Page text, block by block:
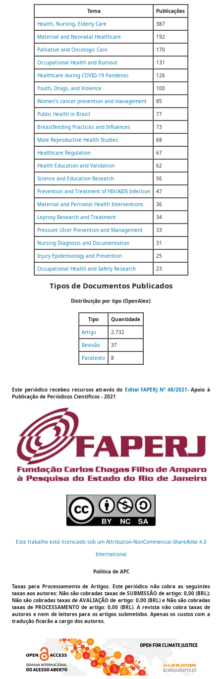
Tema
Publicações
Health, Nursing, Elderly Care
387
Maternal and Neonatal Healthcare
192
Palliative and Oncologic Care
170
Occupational Health and Burnout
131
Healthcare during COVID-19 Pandemic
126
Youth, Drugs, and Violence
100
Women's cancer prevention and management
85
Public Health in Brazil
77
Breastfeeding Practices and Influences
73
Male Reproductive Health Studies
68
Healthcare Regulation
67
Health Education and Validation
62
Science and Education Research
56
Prevention and Treatment of HIV/AIDS Infection
47
Maternal and Perinatal Health Interventions
36
Leprosy Research and Treatment
34
Pressure Ulcer Prevention and Management
33
Nursing Diagnosis and Documentation
31
Injury Epidemiology and Prevention
25
Occupational Health and Safety Research
23
Tipos de Documentos Publicados
Distribuição por tipo (OpenAlex):
Tipo
Quantidade
Artigo
2.732
Revisão
37
Paratexto
8
Este periódico recebeu recursos através do Edital FAPERJ Nº 48/2021- Apoio à
Publicação de Periódicos Científicos - 2021
Este trabalho está licenciado sob um Attribution-NonCommercial-ShareAlike 4.0
International
Política de APC
Taxas para Processamento de Artigos. Este periódico não cobra as seguintes
taxas aos autores: Não são cobradas taxas de SUBMISSÃO de artigo: 0,00 (BRL);
Não são cobradas taxas de AVALIAÇÃO de artigo: 0,00 (BRL) e Não são cobradas
taxas de PROCESSAMENTO de artigo: 0,00 (BRL). A revista não cobra taxas de
autores e nem de leitores para os artigos submetidos. Apenas os custos com a
tradução ficarão a cargo dos autores.